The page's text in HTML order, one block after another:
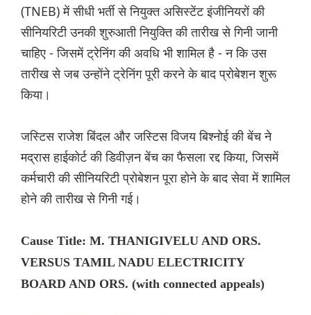
(TNEB) में सीधी भर्ती से नियुक्त असिस्टेंट इंजीनियरों की
सीनियरिटी उनकी शुरुआती नियुक्ति की तारीख से गिनी जानी
चाहिए - जिसमें ट्रेनिंग की अवधि भी शामिल है - न कि उस
तारीख से जब उन्होंने ट्रेनिंग पूरी करने के बाद प्रोबेशन शुरू
किया।
जस्टिस राजेश बिंदल और जस्टिस विजय बिश्नोई की बेंच ने
मद्रास हाईकोर्ट की डिवीज़न बेंच का फैसला रद्द किया, जिसमें
कर्मचारी की सीनियरिटी प्रोबेशन पूरा होने के बाद सेवा में शामिल
होने की तारीख से गिनी गई।
Cause Title: M. THANIGIVELU AND ORS.
VERSUS TAMIL NADU ELECTRICITY
BOARD AND ORS. (with connected appeals)